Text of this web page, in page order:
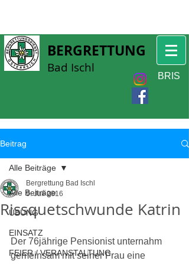
BERGRETTUNG
Bad Ischl
BRIS
Beitrag
Alle Beiträge
ÜBUNG
EINSATZ
FEIER / VERANSTALTUNG
Alle Beiträge
Rissquetschwunde Katrin
Bergrettung Bad Ischl
9. Juli 2016
Der 76jährige Pensionist unternahm
gemeinsam mit seiner Frau eine